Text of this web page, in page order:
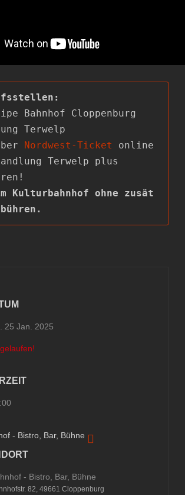
Bahnhof Cloppenburg
Terwelp
Nordwest-Ticket
online
Terwelp plus
Kulturbahnhof ohne zusät
25 Jan. 2025
- Bistro, Bar, Bühne
82, 49661 Cloppenburg